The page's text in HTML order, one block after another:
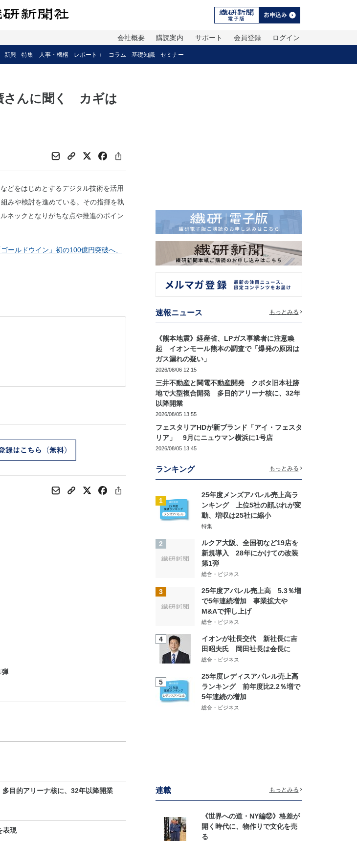
ログイン
会員登録
サポート
購読案内
会社概要
新興 特集 人事・機構 レポート＋ コラム 基礎知識 セミナー
さんに聞く カギは
どをはじめとするデジタル技術を活用
みや検討を進めている。その指揮を執
ネックとなりがちな点や推進のポイン
ールドウイン」初の100億円突破へ、
弾
目的アリーナ核に、32年以降開業
表現
速報ニュース もっとみる
《熊本地震》経産省、LPガス事業者に注意喚
起 イオンモール熊本の調査で「爆発の原因は
ガス漏れの疑い」
2026/08/06 12:15
三井不動産と関電不動産開発 クボタ旧本社跡
地で大型複合開発 多目的アリーナ核に、32年
以降開業
2026/08/05 13:55
フェスタリアHDが新ブランド「アイ・フェスタ
リア」 9月にニュウマン横浜に1号店
2026/08/05 13:45
ランキング もっとみる
1
25年度メンズアパレル売上高ラ
ンキング 上位5社の顔ぶれが変
動、増収は25社に縮小
特集
2
ルクア大阪、全国初など19店を
新規導入 28年にかけての改装
第1弾
総合・ビジネス
3
25年度アパレル売上高 5.3％増
で5年連続増加 事業拡大や
M&Aで押し上げ
総合・ビジネス
4
イオンが社長交代 新社長に吉
田昭夫氏 岡田社長は会長に
総合・ビジネス
5
25年度レディスアパレル売上高
ランキング 前年度比2.2％増で
5年連続の増加
総合・ビジネス
連載 もっとみる
《世界への道・NY編⑫》格差が
開く時代に、物作りで文化を売
る